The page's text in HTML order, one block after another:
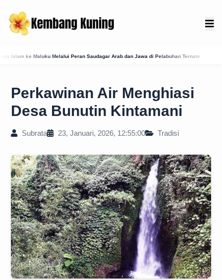
Saudagar Arab dan Jawa di Pelabuhan Ternate Membedah Presensi Online
Perkawinan Air Menghiasi
Desa Bunutin Kintamani
Subrata 23, Januari, 2026, 12:55:00 Tradisi